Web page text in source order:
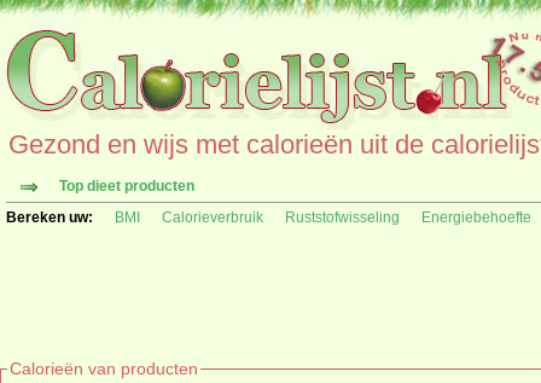
Gezond en wijs met calorieën uit de
Top dieet producten
Bereken uw:
BMI Calorieverbruik Ruststofwisseling Energiebehoefte
Calorieën van producten